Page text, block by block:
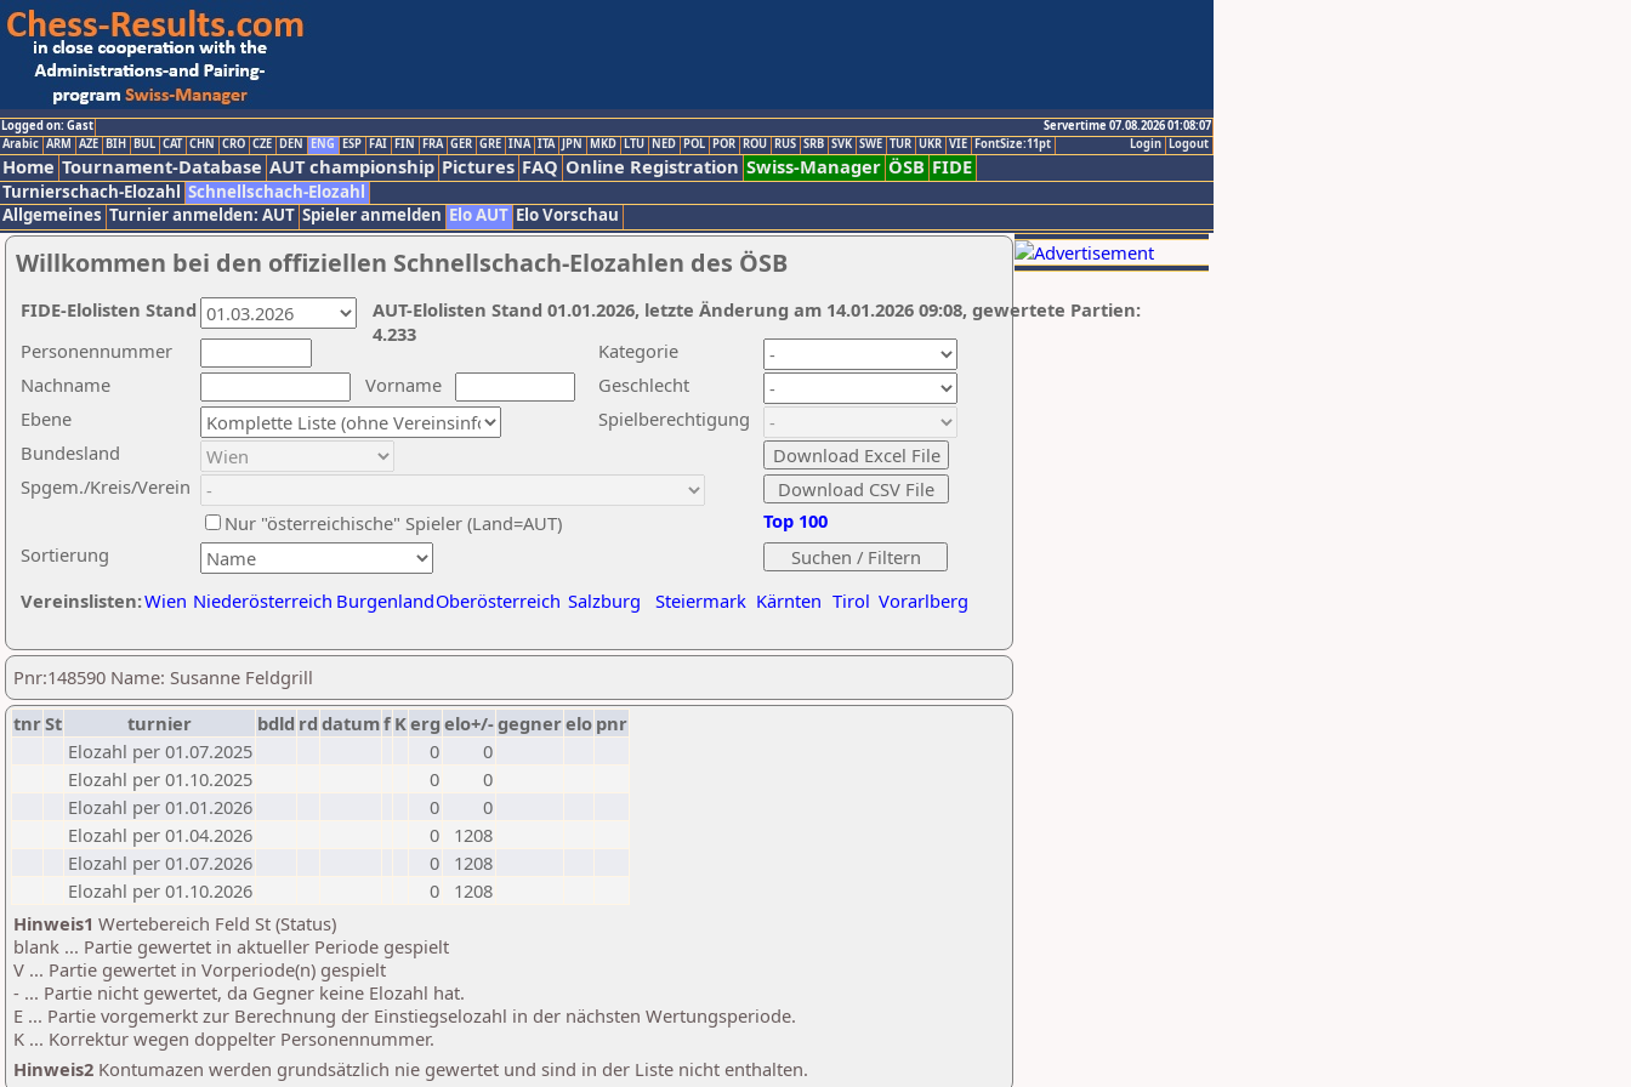
Logged on: Gast
Servertime 07.08.2026 01:08:07
Logout
Login
Arabic ARM AZE BIH BUL CAT CHN CRO CZE DEN ENG ESP FAI FIN FRA GER GRE INA ITA JPN MKD LTU NED POL POR ROU RUS SRB SVK SWE TUR UKR VIE FontSize:11pt
Home Tournament-Database AUT championship Pictures FAQ Online Registration Swiss-Manager ÖSB FIDE
Turnierschach-Elozahl Schnellschach-Elozahl
Allgemeines Turnier anmelden: AUT Spieler anmelden Elo AUT Elo Vorschau
Willkommen bei den offiziellen Schnellschach-Elozahlen des ÖSB
Nachname
Vorname
Ebene
Kategorie
Sortierung
Personennummer
Bundesland
Spgem./Kreis/Verein
Geschlecht
Nur "österreichische" Spieler (Land=AUT)
Spielberechtigung
Vereinslisten:Wien Niederösterreich BurgenlandOberösterreich Salzburg Steiermark Kärnten Tirol Vorarlberg
Top 100
AUT-Elolisten Stand 01.01.2026, letzte Änderung am 14.01.2026 09:08, gewertete Partien:
4.233
FIDE-Elolisten Stand
Pnr:148590 Name: Susanne Feldgrill
tnrSt turnier bdld rd datumf Kerg elo+/-gegnerelo pnr
Elozahl per 01.07.2025
0
0
Elozahl per 01.10.2025
0
0
Elozahl per 01.01.2026
0
0
Elozahl per 01.04.2026
0
1208
Elozahl per 01.07.2026
0
1208
Elozahl per 01.10.2026
0
1208
Hinweis1 Wertebereich Feld St (Status)
blank ... Partie gewertet in aktueller Periode gespielt
V ... Partie gewertet in Vorperiode(n) gespielt
- ... Partie nicht gewertet, da Gegner keine Elozahl hat.
E ... Partie vorgemerkt zur Berechnung der Einstiegselozahl in der nächsten Wertungsperiode.
K ... Korrektur wegen doppelter Personennummer.
Hinweis2 Kontumazen werden grundsätzlich nie gewertet und sind in der Liste nicht enthalten.